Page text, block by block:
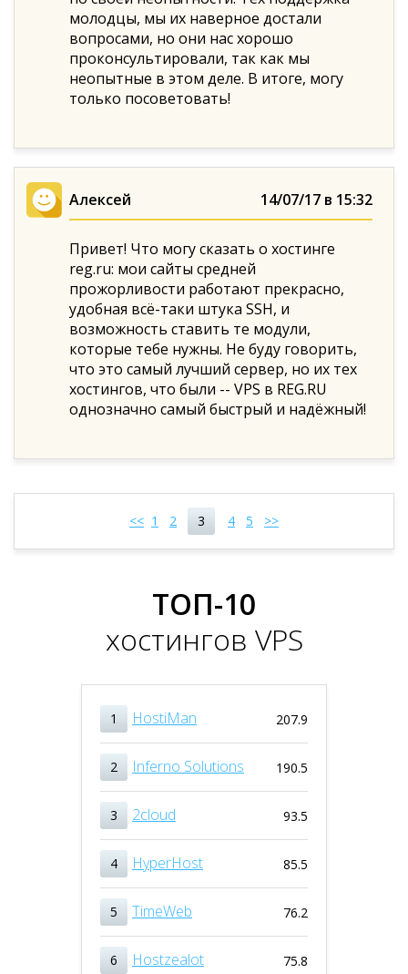
молодцы, мы их наверное достали
вопросами, но они нас хорошо
проконсультировали, так как мы
неопытные в этом деле. В итоге, могу
только посоветовать!
Алексей 14/07/17 в 15:32
Привет! Что могу сказать о хостинге
reg.ru: мои сайты средней
прожорливости работают прекрасно,
удобная всё-таки штука SSH, и
возможность ставить те модули,
которые тебе нужны. Не буду говорить,
что это самый лучший сервер, но их тех
хостингов, что были -- VPS в REG.RU
однозначно самый быстрый и надёжный!
<< 1 2 3 4 5 >>
ТОП-10
хостингов VPS
207.9
1 HostiMan
190.5
2 Inferno Solutions
93.5
3 2cloud
85.5
4 HyperHost
76.2
5 TimeWeb
75.8
6 Hostzealot